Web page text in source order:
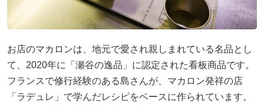
お店のマカロンは、地元で愛され親しまれている名品とし
て、2020年に「瀬谷の逸品」に認定された看板商品です。
フランスで修行経験のある島さんが、マカロン発祥の店
「ラデュレ」で学んだレシピをベースに作られています。